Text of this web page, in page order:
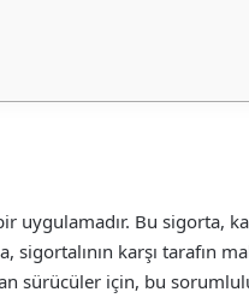
uygulamadır. Bu sigorta,
sigortalının karşı tarafın
sürücüler için, bu